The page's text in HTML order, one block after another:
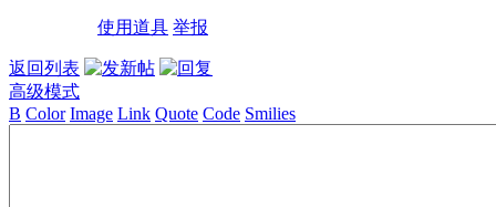
使用道具 举报
返回列表
高级模式
B Color Image Link Quote Code Smilies